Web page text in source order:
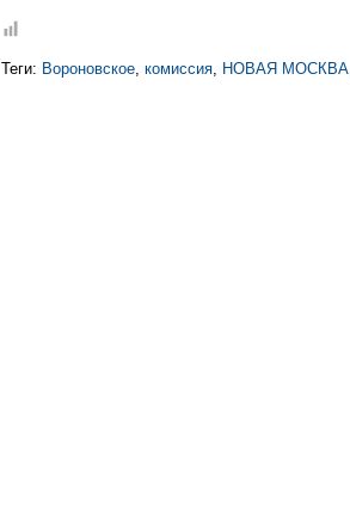
Теги: Вороновское комиссия НОВАЯ МОСКВА